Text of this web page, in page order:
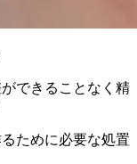
できることなく精
ために必要な処置